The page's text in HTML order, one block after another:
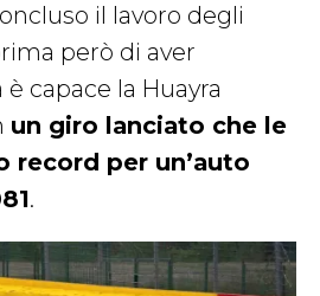
il lavoro degli
però di aver
capace la Huayra
un giro lanciato che le
record per un’auto
.